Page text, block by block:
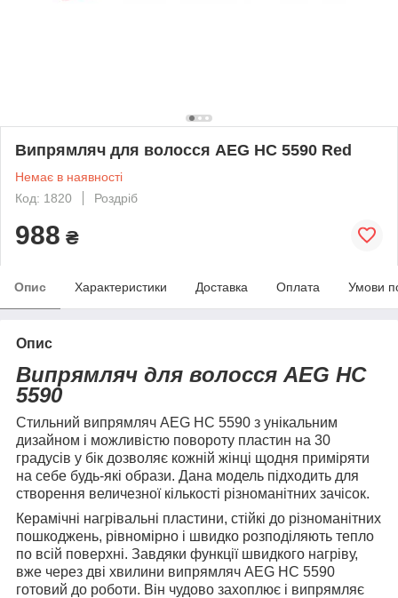
Випрямляч для волосся AEG HC 5590 Red
Немає в наявності
Код: 1820
Роздріб
988 ₴
Опис Характеристики Доставка Оплата Умови
Опис
Випрямляч для волосся AEG HC
5590
Стильний випрямляч AEG HC 5590 з унікальним
дизайном і можливістю повороту пластин на 30
градусів у бік дозволяє кожній жінці щодня приміряти
на себе будь-які образи. Дана модель підходить для
створення величезної кількості різноманітних зачісок.
Керамічні нагрівальні пластини, стійкі до різноманітних
пошкоджень, рівномірно і швидко розподіляють тепло
по всій поверхні. Завдяки функції швидкого нагріву,
вже через дві хвилини випрямляч AEG HC 5590
готовий до роботи. Він чудово захоплює і випрямляє